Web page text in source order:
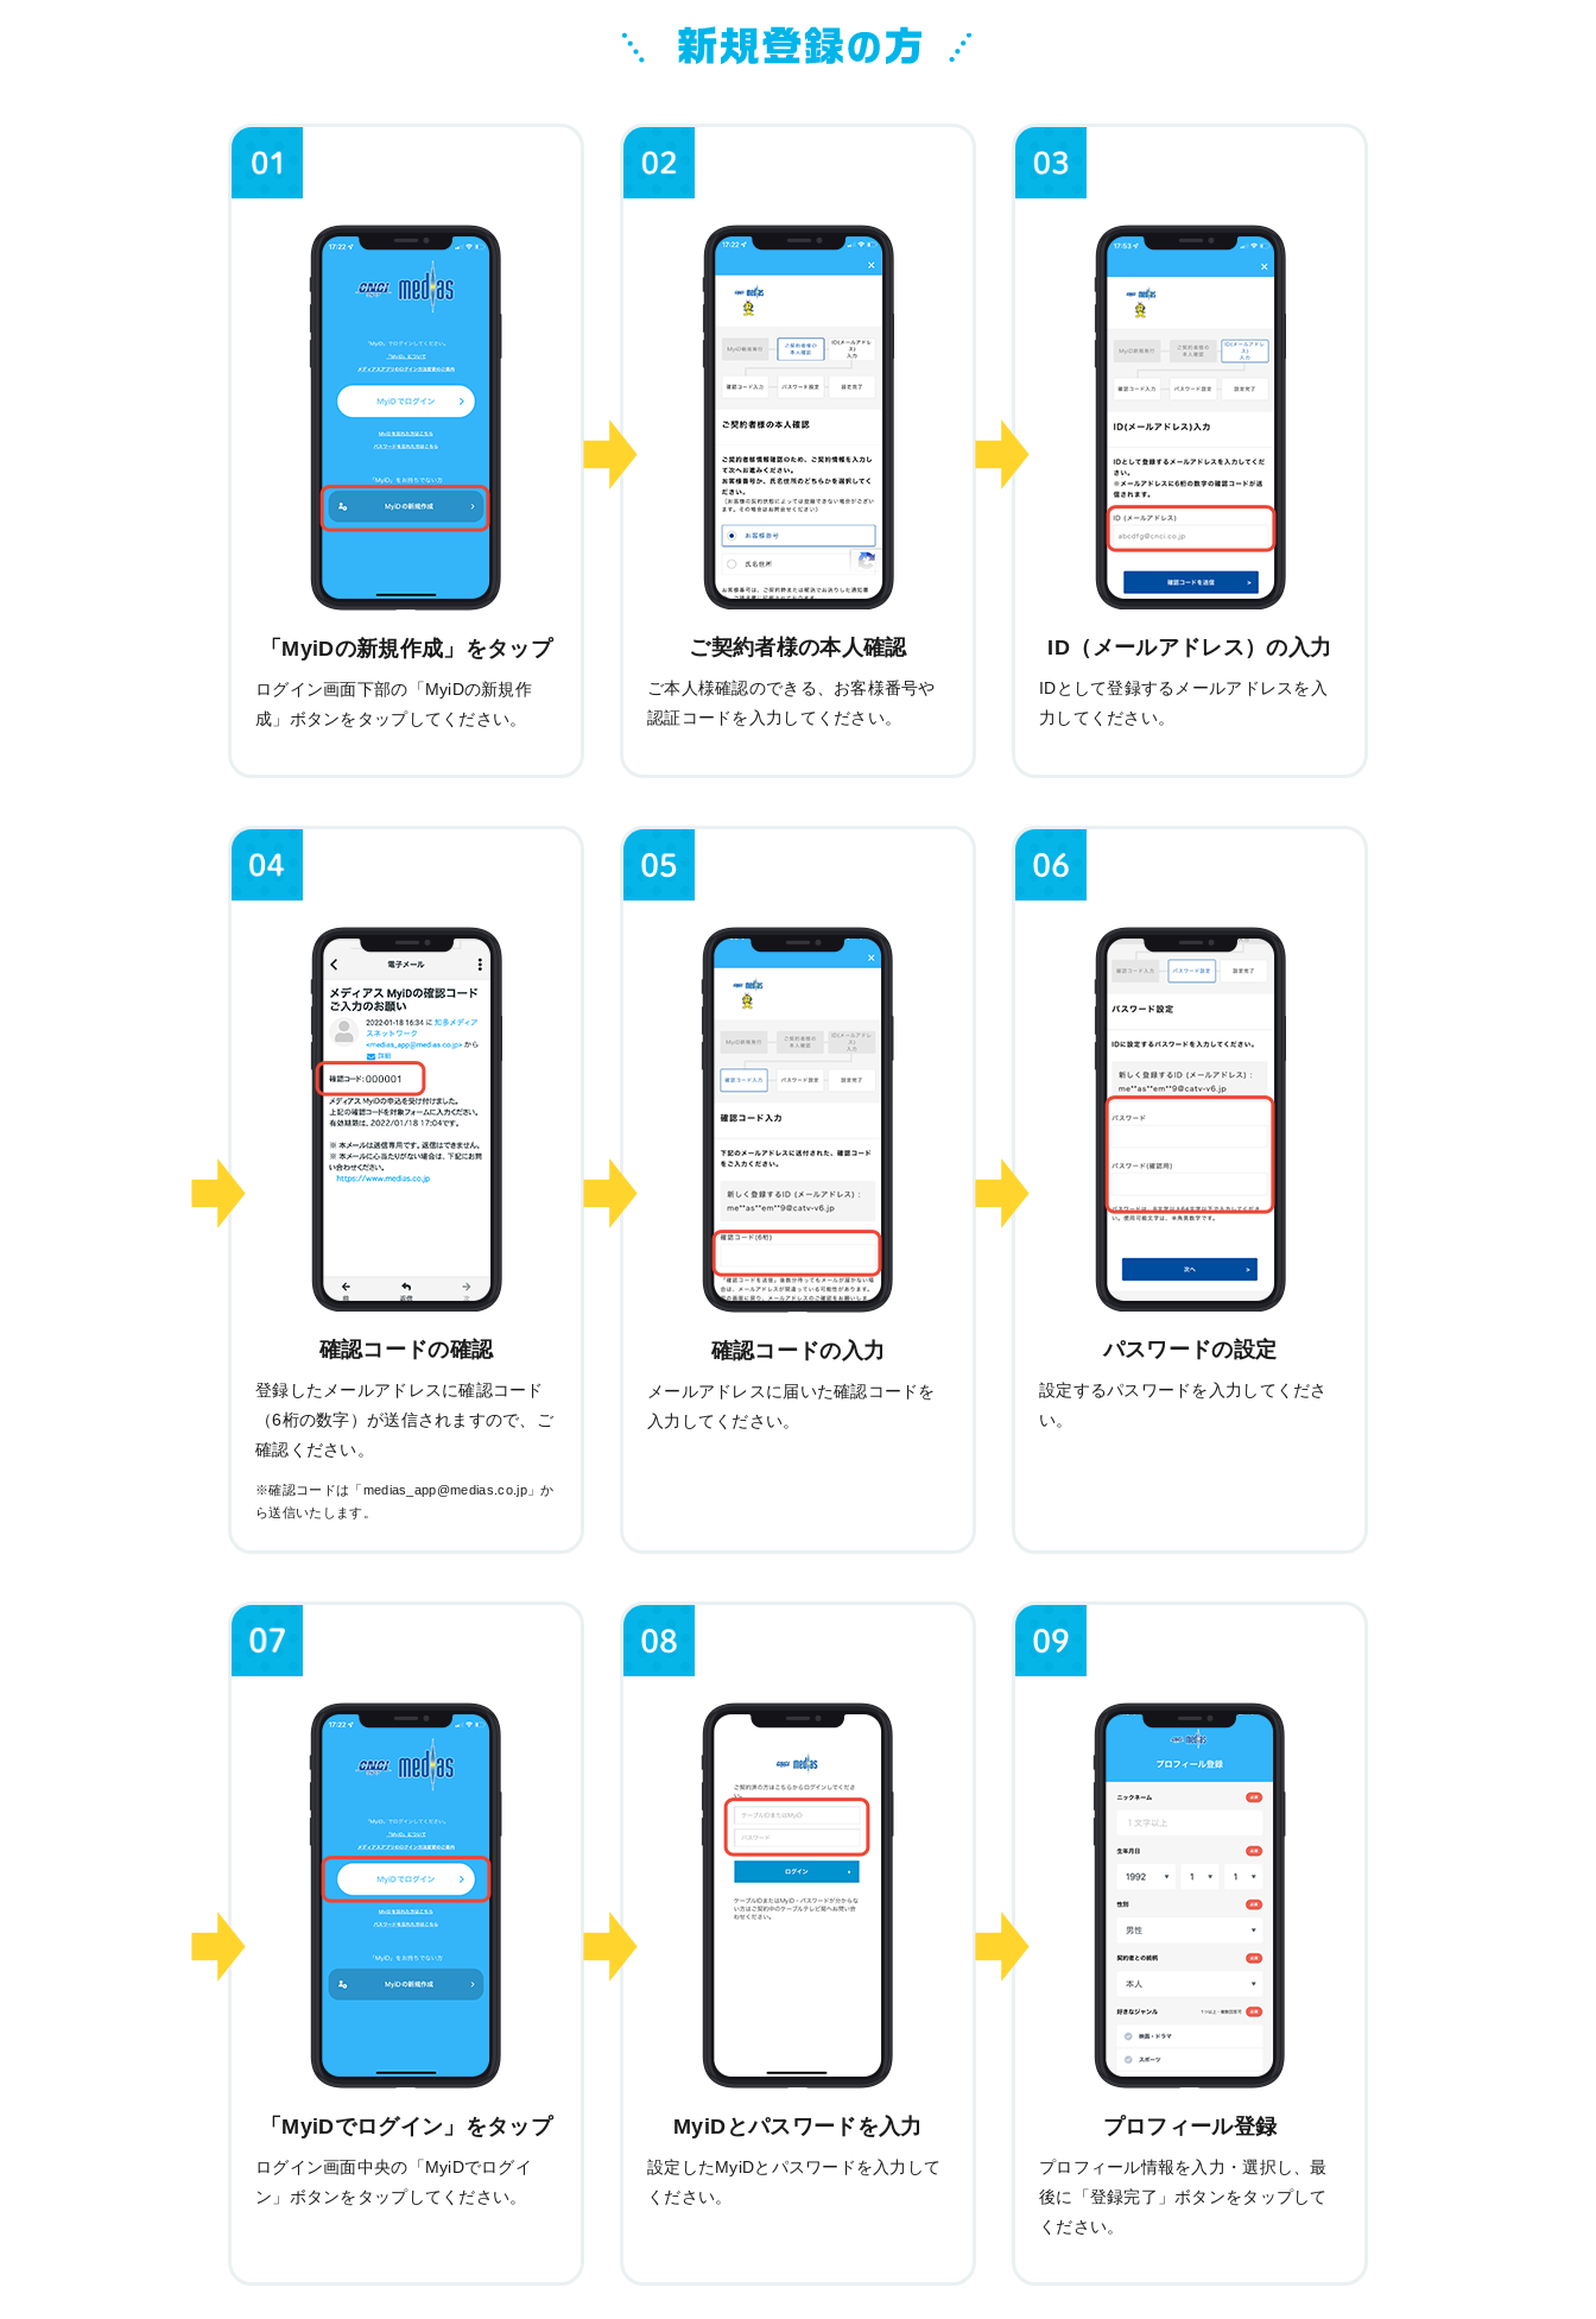
「MyiDの新規作成」をタップ
ログイン画面下部の「MyiDの新規作
成」ボタンをタップしてください。
ご契約者様の本人確認
ご本人様確認のできる、お客様番号や
認証コードを入力してください。
ID（メールアドレス）の入力
IDとして登録するメールアドレスを入
力してください。
確認コードの確認
登録したメールアドレスに確認コード
（6桁の数字）が送信されますので、ご
確認ください。
※確認コードは「medias_app@medias.co.jp」か
ら送信いたします。
確認コードの入力
メールアドレスに届いた確認コードを
入力してください。
パスワードの設定
設定するパスワードを入力してくださ
い。
「MyiDでログイン」をタップ
ログイン画面中央の「MyiDでログイ
ン」ボタンをタップしてください。
MyiDとパスワードを入力
設定したMyiDとパスワードを入力して
ください。
プロフィール登録
プロフィール情報を入力・選択し、最
後に「登録完了」ボタンをタップして
ください。